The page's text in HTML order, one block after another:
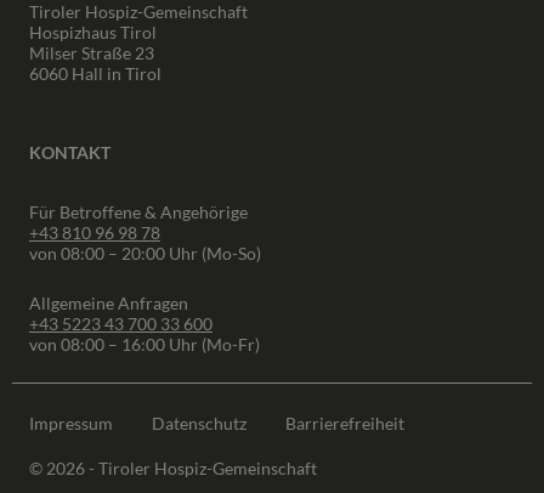
Tiroler Hospiz-Gemeinschaft
Hospizhaus Tirol
Milser Straße 23
6060 Hall in Tirol
KONTAKT
Für Betroffene & Angehörige
+43 810 96 98 78
von 08:00 – 20:00 Uhr (Mo-So)
Allgemeine Anfragen
+43 5223 43 700 33 600
von 08:00 – 16:00 Uhr (Mo-Fr)
Impressum Datenschutz Barrierefreiheit
© 2026 - Tiroler Hospiz-Gemeinschaft